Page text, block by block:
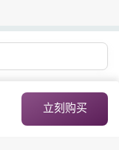
立刻购买